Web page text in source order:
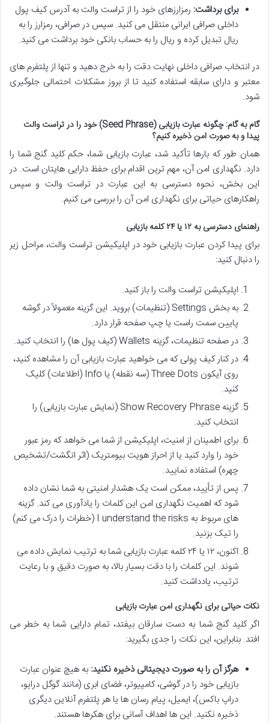
برای برداشت: رمزارزهای خود را از تراست والت به آدرس کیف پول
داخلی صرافی ایرانی منتقل می کنید. سپس در صرافی، رمزارز را به
ریال تبدیل کرده و ریال را به حساب بانکی خود برداشت می کنید.
در انتخاب صرافی داخلی نهایت دقت را به خرج دهید و تنها از پلتفرم های
معتبر و دارای سابقه استفاده کنید تا از بروز مشکلات احتمالی جلوگیری
شود.
گام به گام: چگونه عبارت بازیابی (Seed Phrase) خود را در تراست والت
پیدا و به صورت امن ذخیره کنیم؟
همان طور که بارها تأکید شد، عبارت بازیابی شما، حکم کلید گنج شما را
دارد. نگهداری امن آن، مهم ترین اقدام برای حفظ دارایی هایتان است. در
این بخش، نحوه دسترسی به این عبارت در تراست والت و سپس
راهکارهای حیاتی برای نگهداری امن آن را بررسی می کنیم.
راهنمای دسترسی به ۱۲ یا ۲۴ کلمه بازیابی
برای پیدا کردن عبارت بازیابی خود در اپلیکیشن تراست والت، مراحل زیر
را دنبال کنید:
اپلیکیشن تراست والت را باز کنید.
به بخش Settings (تنظیمات) بروید. این گزینه معمولاً در گوشه
پایین سمت راست یا چپ صفحه قرار دارد.
در صفحه تنظیمات، گزینه Wallets (کیف پول ها) را انتخاب کنید.
در کنار کیف پولی که می خواهید عبارت بازیابی آن را مشاهده کنید،
روی آیکون Three Dots (سه نقطه) یا Info (اطلاعات) کلیک
کنید.
گزینه Show Recovery Phrase (نمایش عبارت بازیابی) را
انتخاب کنید.
برای اطمینان از امنیت، اپلیکیشن از شما می خواهد که رمز عبور
خود را وارد کنید یا از احراز هویت بیومتریک (اثر انگشت/تشخیص
چهره) استفاده نمایید.
پس از تأیید، ممکن است یک هشدار امنیتی به شما نشان داده
شود که اهمیت نگهداری امن این کلمات را یادآوری می کند. گزینه
های مربوط به I understand the risks (خطرات را درک می کنم)
را تیک بزنید.
اکنون، ۱۲ یا ۲۴ کلمه عبارت بازیابی شما به ترتیب نمایش داده می
شوند. این کلمات را با دقت بسیار بالا، به صورت دقیق و با رعایت
ترتیب، یادداشت کنید.
نکات حیاتی برای نگهداری امن عبارت بازیابی
اگر کلید گنج شما به دست سارقان بیفتد، تمام دارایی شما به خطر می
افتد. بنابراین، این نکات را جدی بگیرید:
هرگز آن را به صورت دیجیتالی ذخیره نکنید: به هیچ عنوان عبارت
بازیابی خود را در گوشی، کامپیوتر، فضای ابری (مانند گوگل درایو،
دراپ باکس)، ایمیل، پیام رسان ها یا هر پلتفرم آنلاین دیگری
ذخیره نکنید. این ها اهداف آسانی برای هکرها هستند.